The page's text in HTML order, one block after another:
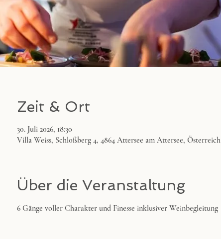
Zeit & Ort
30. Juli 2026, 18:30
Villa Weiss, Schloßberg 4, 4864 Attersee am Attersee, Österreich
Über die Veranstaltung
6 Gänge voller Charakter und Finesse inklusiver Weinbegleitung